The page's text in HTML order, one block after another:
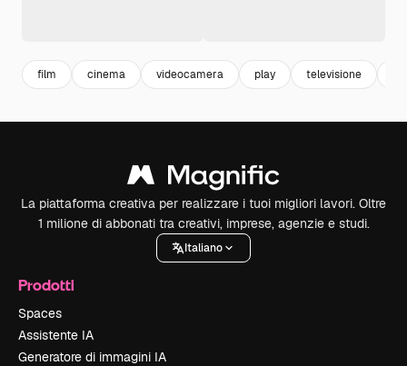
film cinema videocamera play televisione
La piattaforma creativa per realizzare i tuoi migliori lavori. Oltre
1 milione di abbonati tra creativi, imprese, agenzie e studi.
Italiano
Prodotti
Spaces
Assistente IA
Generatore di immagini IA